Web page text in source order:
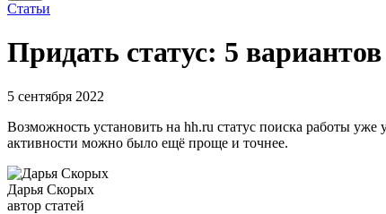
Статьи
Придать статус: 5
5 сентября 2022
Возможность установить на hh.ru статус поиска работы уже
активности можно было ещё проще и точнее.
Дарья Скорых
автор статей